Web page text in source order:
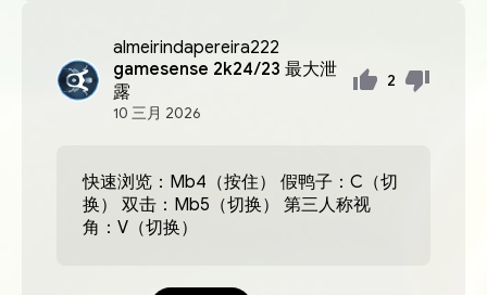
almeirindapereira222
gamesense 2k24/23 最大泄
露
10 三月 2026
2
快速浏览：Mb4（按住） 假鸭子：C（切
换） 双击：Mb5（切换） 第三人称视
角：V（切换）